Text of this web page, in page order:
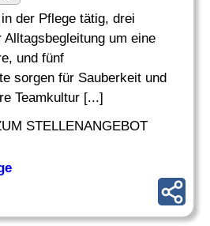
der Pflege tätig, drei
um eine
und fünf
sorgen für Sauberkeit und
Teamkultur [...]
STELLENANGEBOT